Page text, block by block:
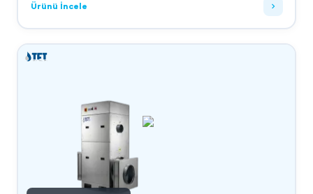
Ürünü İncele